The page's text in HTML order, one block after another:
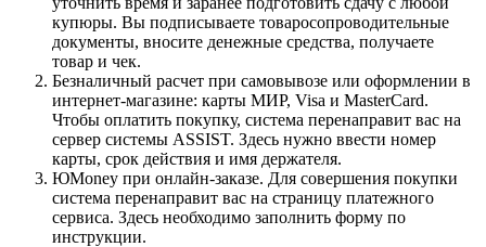
купюры. Вы подписываете товаросопроводительные
документы, вносите денежные средства, получаете
товар и чек.
Безналичный расчет при самовывозе или оформлении в
интернет-магазине: карты МИР, Visa и MasterCard.
Чтобы оплатить покупку, система перенаправит вас на
сервер системы ASSIST. Здесь нужно ввести номер
карты, срок действия и имя держателя.
ЮMoney при онлайн-заказе. Для совершения покупки
система перенаправит вас на страницу платежного
сервиса. Здесь необходимо заполнить форму по
инструкции.